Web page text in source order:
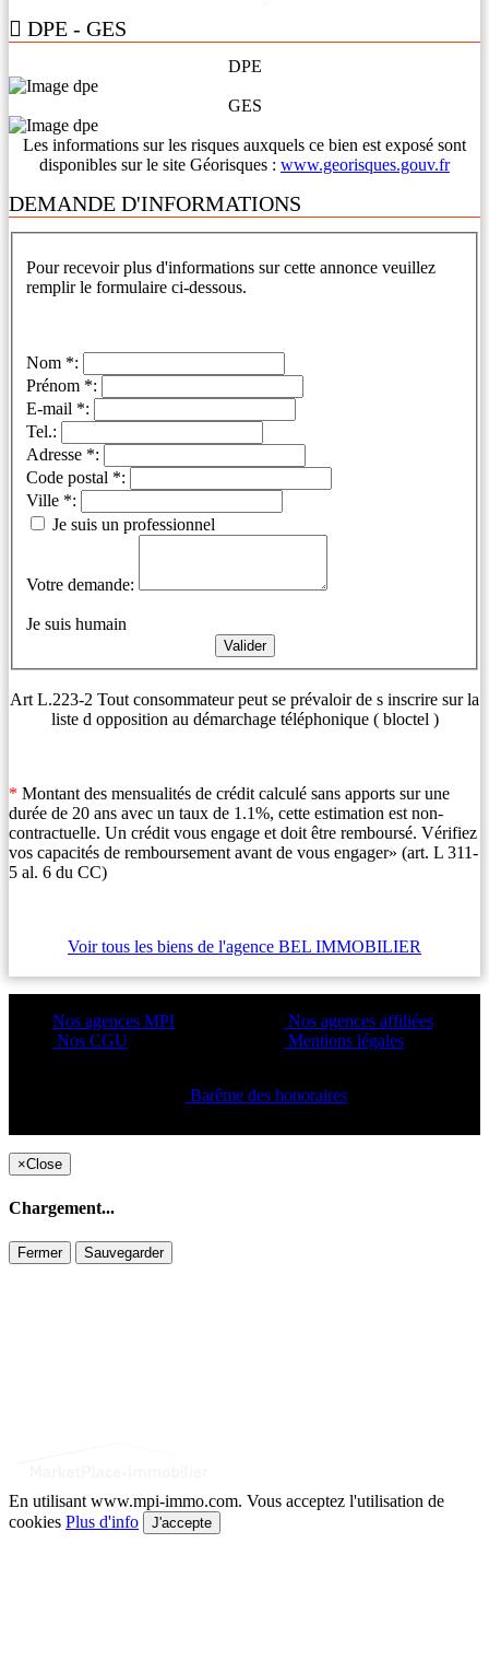
DPE - GES
DPE
GES
Les informations sur les risques auxquels ce bien est exposé sont
disponibles sur le site Géorisques : www.georisques.gouv.fr
DEMANDE D'INFORMATIONS
Pour recevoir plus d'informations sur cette annonce veuillez
remplir le formulaire ci-dessous.
Nom *:
Prénom *:
E-mail *:
Tel.:
Adresse *:
Code postal *:
Ville *:
Je suis un professionnel
Votre demande:
Je suis humain
Art L.223-2 Tout consommateur peut se prévaloir de s inscrire sur la
liste d opposition au démarchage téléphonique ( bloctel )
* Montant des mensualités de crédit calculé sans apports sur une
durée de 20 ans avec un taux de 1.1%, cette estimation est non-
contractuelle. Un crédit vous engage et doit être remboursé. Vérifiez
vos capacités de remboursement avant de vous engager» (art. L 311-
5 al. 6 du CC)
Voir tous les biens de l'agence BEL IMMOBILIER
Nos agences MPI
Nos CGU
Nos agences affiliées
Mentions légales
Barême des honoraires
×Close
Chargement...
Fermer Sauvegarder
En utilisant www.mpi-immo.com. Vous acceptez l'utilisation de
cookies Plus d'info J'accepte